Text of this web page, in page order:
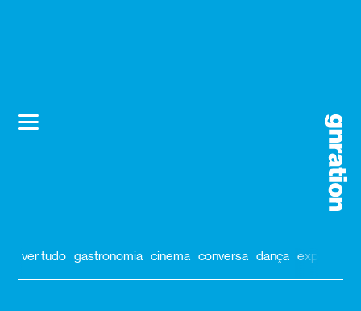
ver tudo gastronomia cinema conversa dança exposição